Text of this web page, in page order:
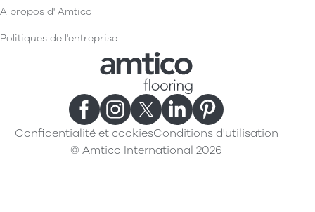
A propos d' Amtico
Politiques de l'entreprise
Confidentialité et cookiesConditions d'utilisation
© Amtico International 2026